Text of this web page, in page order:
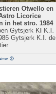
Otwello en
Licorice
in het stro. 1984
Gytsjerk KI K.I.
Gytsjerk K.I. de